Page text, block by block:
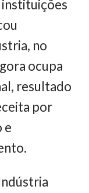
instituições
no
ocupa
resultado
por
e